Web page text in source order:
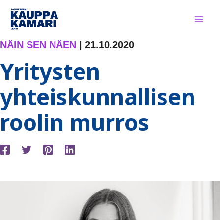
Siirry
sisältöön
NÄIN SEN NÄEN 21.10.2020
Yritysten
yhteiskunnallisen
roolin murros